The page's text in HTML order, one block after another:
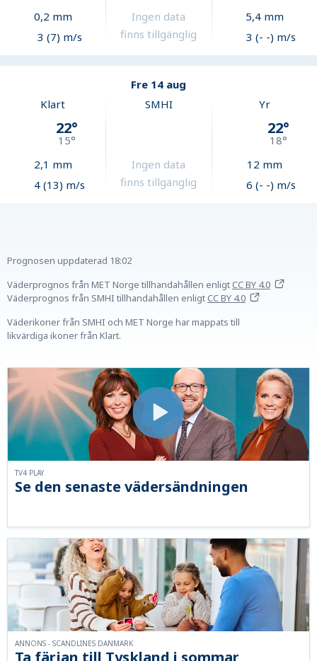
0,2 mm
3 (7) m/s
Ingen data
finns tillgänglig
5,4mm
3 (- -) m/s
Fre 14 aug
Klart
22°
15°
2,1 mm
4 (13) m/s
SMHI
Ingen data
finns tillgänglig
Yr
22°
18°
12 mm
6 (- -) m/s
Prognosen uppdaterad 18:02
Väderprognos från MET Norge tillhandahållen enligtCC BY 4.0
Väderprognos från SMHI tillhandahållen enligtCC BY 4.0
Väderikoner från SMHI och MET Norge har mappats till
likvärdiga ikoner från Klart.
Se den senaste vädersändningen
TV4 PLAY
ANNONS - SCANDLINES DANMARK